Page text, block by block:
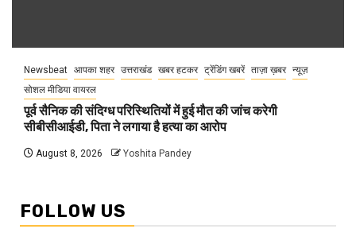
Newsbeat आपका शहर उत्तराखंड खबर हटकर ट्रेंडिंग खबरें ताज़ा ख़बर न्यूज़
सोशल मीडिया वायरल
पूर्व सैनिक की संदिग्ध परिस्थितियों में हुई मौत की जांच करेगी
सीबीसीआईडी, पिता ने लगाया है हत्या का आरोप
August 8, 2026 Yoshita Pandey
FOLLOW US